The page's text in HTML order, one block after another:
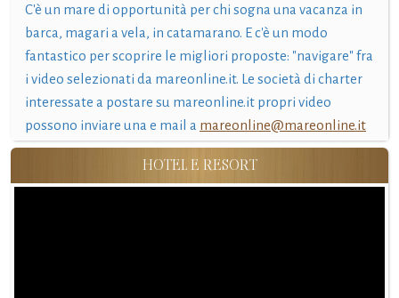
C'è un mare di opportunità per chi sogna una vacanza in
barca, magari a vela, in catamarano. E c'è un modo
fantastico per scoprire le migliori proposte: "navigare" fra
i video selezionati da mareonline.it. Le società di charter
interessate a postare su mareonline.it propri video
possono inviare una e mail a mareonline@mareonline.it
HOTEL E RESORT